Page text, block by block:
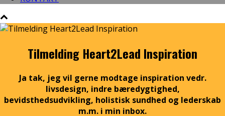
Tilmelding Heart2Lead Inspiration
Ja tak, jeg vil gerne modtage inspiration vedr.
livsdesign, indre bæredygtighed,
bevidsthedsudvikling, holistisk sundhed og lederskab
m.m. i min inbox.